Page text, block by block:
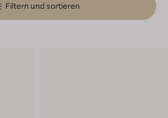
Filtern und sortieren